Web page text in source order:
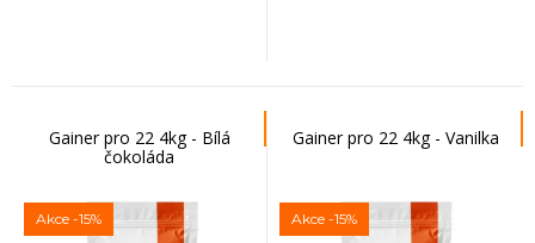
Gainer pro 22 4kg - Bílá
čokoláda
Akce -15%
Gainer pro 22 4kg - Vanilka
Akce -15%